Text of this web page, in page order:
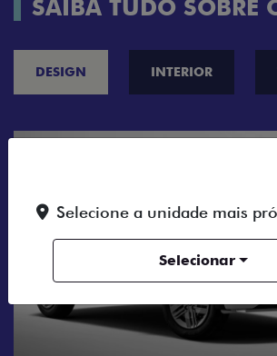
SAIBA TUDO SOBRE
DESIGN INTERIOR
CINCO OPÇÕES DE
Selecione a unidade mais
Selecionar